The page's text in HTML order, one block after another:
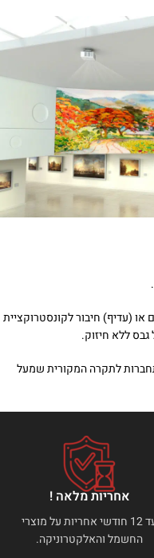
או (עדיף) חיבור לקונסטרוקציית
ללא חיזוק.
לתקרה המקורית שמעל
אחריות מלאה !
עד 12 חודשי אחריות על מוצרי
החשמל והאלקטרוניקה.